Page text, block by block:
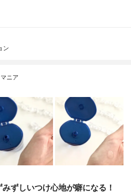
ン
ニア
ずしいつけ心地が癖になる！